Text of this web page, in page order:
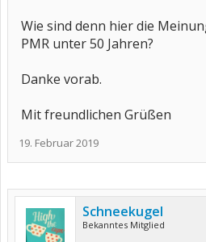
Wie sind denn hier die
PMR unter 50 Jahren?
Danke vorab.
Mit freundlichen Grüßen
19. Februar 2019
Schneekugel
Bekanntes Mitglied